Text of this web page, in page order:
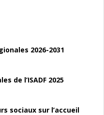
2026-2031
de l’ISADF 2025
sociaux sur l’accueil